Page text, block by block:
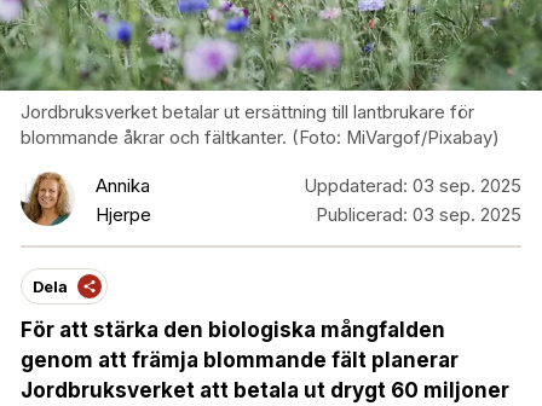
Jordbruksverket betalar ut ersättning till lantbrukare för
blommande åkrar och fältkanter. (Foto: MiVargof/Pixabay)
Annika
Hjerpe
Uppdaterad: 03 sep. 2025
Publicerad: 03 sep. 2025
Dela
För att stärka den biologiska mångfalden
genom att främja blommande fält planerar
Jordbruksverket att betala ut drygt 60 miljoner